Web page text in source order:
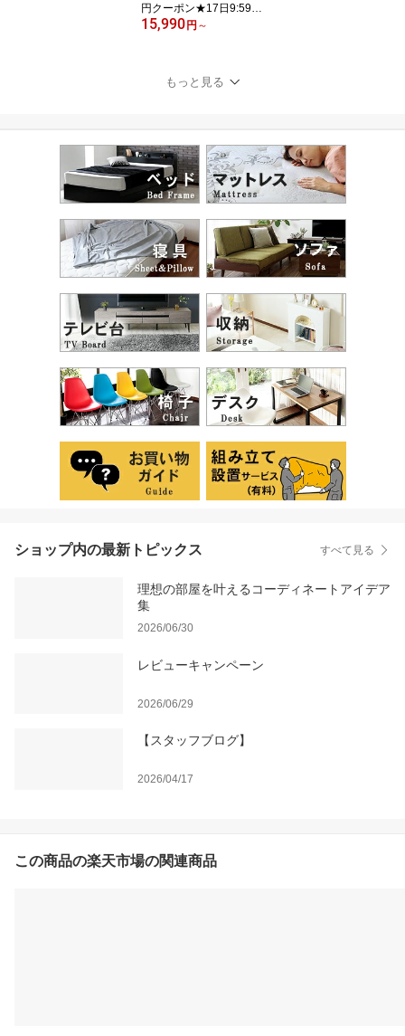
円クーポン★17日9:59ま
で 【ベッドフレームの
【単品】ベッド ベッドフ
レーム ヘッドボード付き
クイーンまで
15,990 円 ～
もっと見る
ショップ内の最新トピックス すべて見る
理想の部屋を叶えるコーディネートアイデア
集
2026/06/30
レビューキャンペーン
2026/06/29
【スタッフブログ】
2026/04/17
この商品の楽天市場の関連商品